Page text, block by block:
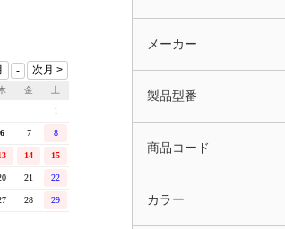
金 土
1
6 7 8
14 15
21 22
28 29
メーカー
製品型番
商品コード
カラー